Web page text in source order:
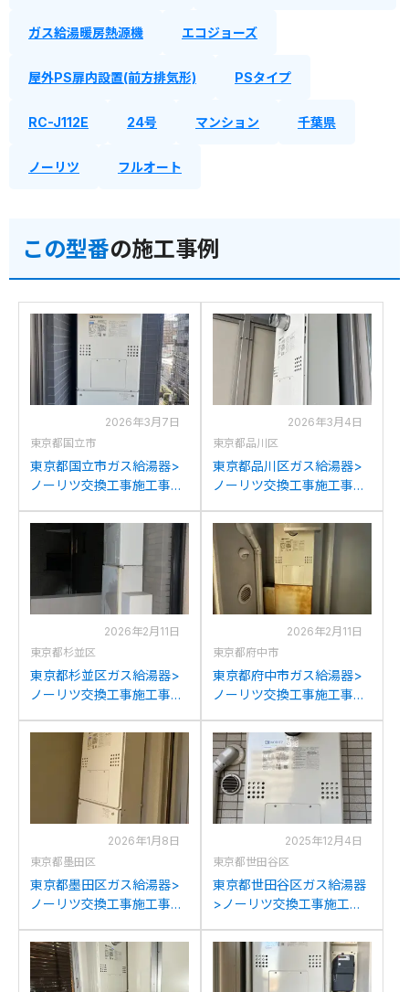
ガス給湯暖房熱源機 エコジョーズ
屋外PS扉内設置(前方排気形) PSタイプ
RC-J112E 24号 マンション 千葉県
ノーリツ フルオート
この型番の施工事例
2026年3月7日
東京都国立市
東京都国立市ガス給湯器>
ノーリツ交換工事施工事
2417AWX3H-Lからノーリ
ツGTH-C2460AW3H-T-
2026年3月4日
東京都品川区
東京都品川区ガス給湯器>
ノーリツ交換工事施工事
C2439(S)AWX-Tからノー
リツGTH-C2460AW3H-T-
1BLへの交換
2026年2月11日
東京都杉並区
東京都杉並区ガス給湯器>
ノーリツ交換工事施工事
366RSA-AW2Q-Cからノー
リツGTH-C2460AW3H-T-
1BLへの交換
2026年2月11日
東京都府中市
東京都府中市ガス給湯器>
ノーリツ交換工事施工事
2417AWX3H-Lからノーリ
ツGTH-C2460AW3H-T-
1BLへの交換
2026年1月8日
東京都墨田区
東京都墨田区ガス給湯器>
ノーリツ交換工事施工事
K2400AT(SAT)からノーリ
ツGTH-C2460AW3H-T-
1BLへの交換
2025年12月4日
東京都世田谷区
東京都世田谷区ガス給湯器
>ノーリツ交換工事施工事
C2436AWX3H-Tからノー
リツGTH-C2460AW3H-T-
1BLへの交換